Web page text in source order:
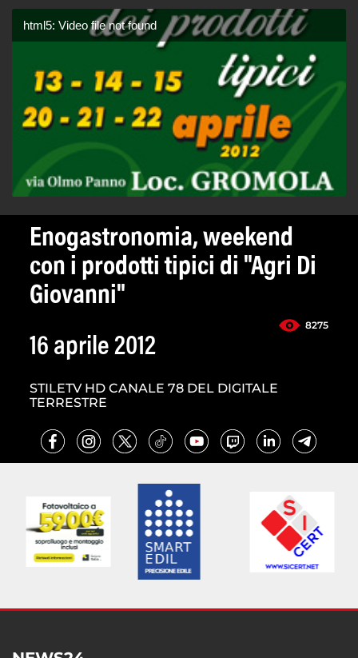
html5: Video file not found
Enogastronomia, weekend
con i prodotti tipici di "Agri Di
Giovanni"
8275
16 aprile 2012
STILETV HD CANALE 78 DEL DIGITALE
TERRESTRE